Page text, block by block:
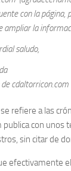
con la página,
ampliar la
saludo,
de cdaltorricon.com
se refiere a las
con unos
sin citar de
efectivamente